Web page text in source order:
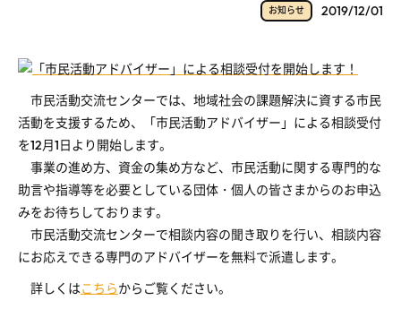
お知らせ 2019/12/01
市民活動交流センターでは、地域社会の課題解決に資する市民
活動を支援するため、「市民活動アドバイザー」による相談受付
を12月1日より開始します。
事業の進め方、資金の集め方など、市民活動に関する専門的な
助言や指導等を必要としている団体・個人の皆さまからのお申込
みをお待ちしております。
市民活動交流センターで相談内容の聞き取りを行い、相談内容
にお応えできる専門のアドバイザーを無料で派遣します。
詳しくはこちらからご覧ください。